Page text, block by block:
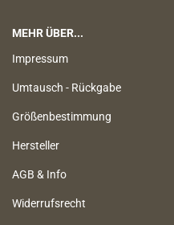
MEHR ÜBER...
Impressum
Umtausch - Rückgabe
Größenbestimmung
Hersteller
AGB & Info
Widerrufsrecht